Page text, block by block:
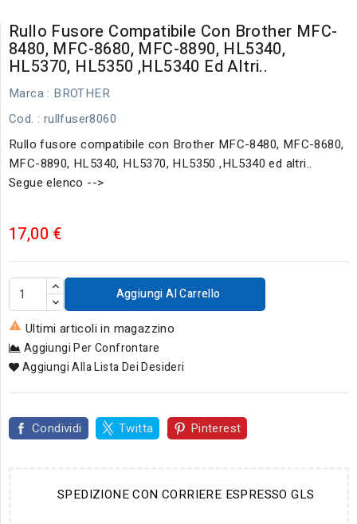
Rullo Fusore Compatibile Con Brother MFC-
8480, MFC-8680, MFC-8890, HL5340,
HL5370, HL5350 ,HL5340 Ed Altri..
Marca : BROTHER
Cod. : rullfuser8060
Rullo fusore compatibile con Brother MFC-8480, MFC-8680,
MFC-8890, HL5340, HL5370, HL5350 ,HL5340 ed altri..
Segue elenco -->
17,00 €
Aggiungi Al Carrello
 Ultimi articoli in magazzino
Aggiungi Per Confrontare
Aggiungi Alla Lista Dei Desideri
Condividi Twitta Pinterest
SPEDIZIONE CON CORRIERE ESPRESSO GLS